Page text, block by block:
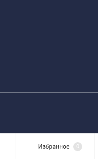
Избранное 0